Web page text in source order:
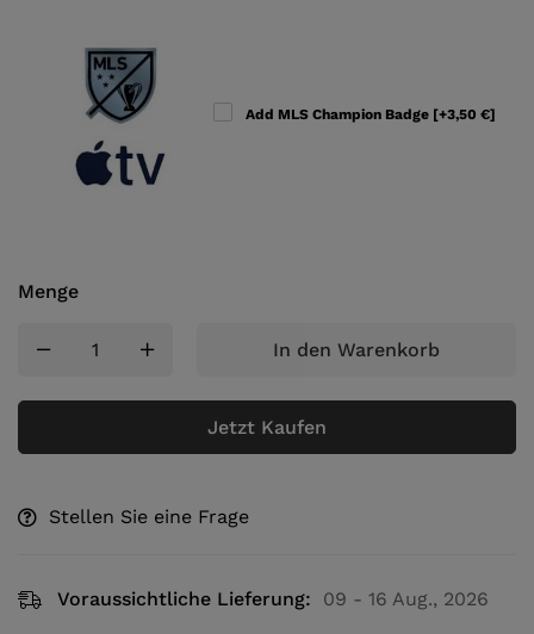
Add MLS Champion Badge [+3,50 €]
Menge
In den Warenkorb
Jetzt Kaufen
Stellen Sie eine Frage
Voraussichtliche Lieferung: 09 - 16 Aug., 2026